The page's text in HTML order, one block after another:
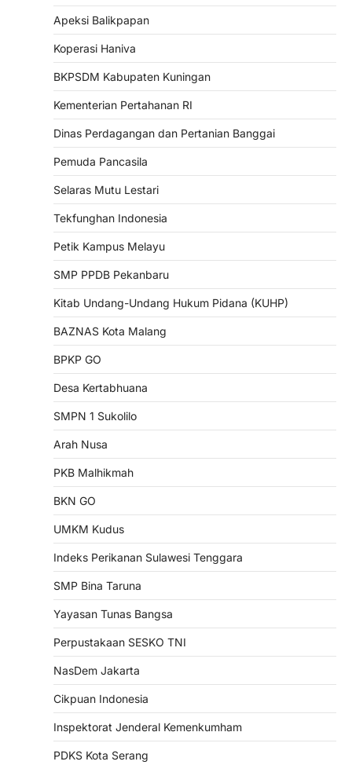
Apeksi Balikpapan
Koperasi Haniva
BKPSDM Kabupaten Kuningan
Kementerian Pertahanan RI
Dinas Perdagangan dan Pertanian Banggai
Pemuda Pancasila
Selaras Mutu Lestari
Tekfunghan Indonesia
Petik Kampus Melayu
SMP PPDB Pekanbaru
Kitab Undang-Undang Hukum Pidana (KUHP)
BAZNAS Kota Malang
BPKP GO
Desa Kertabhuana
SMPN 1 Sukolilo
Arah Nusa
PKB Malhikmah
BKN GO
UMKM Kudus
Indeks Perikanan Sulawesi Tenggara
SMP Bina Taruna
Yayasan Tunas Bangsa
Perpustakaan SESKO TNI
NasDem Jakarta
Cikpuan Indonesia
Inspektorat Jenderal Kemenkumham
PDKS Kota Serang